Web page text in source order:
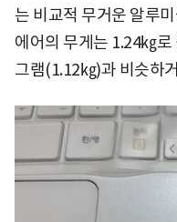
는 비교적 무거운 알루
에어의 무게는 1.24㎏
그램(1.12㎏)과 비슷하